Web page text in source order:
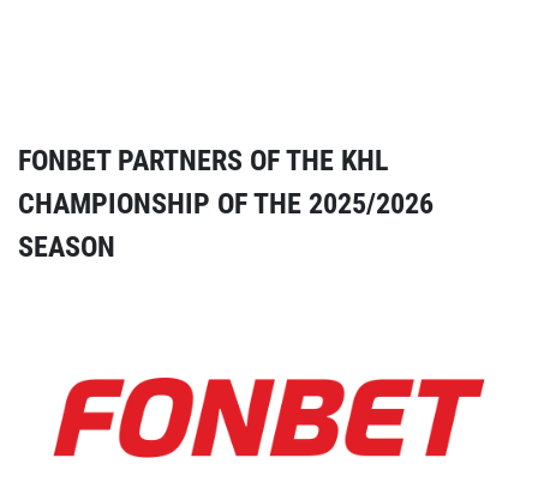
FONBET PARTNERS OF THE KHL
CHAMPIONSHIP OF THE 2025/2026
SEASON